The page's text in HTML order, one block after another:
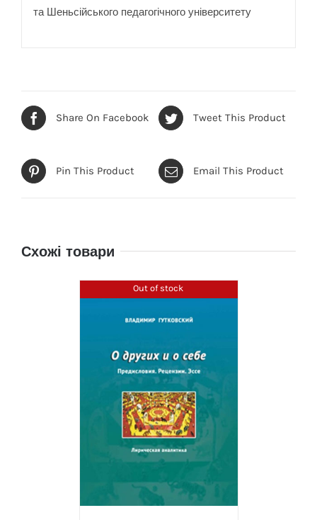
та Шеньсійського педагогічного університету
Share On Facebook Tweet This Product
Pin This Product Email This Product
Схожі товари
Out of stock